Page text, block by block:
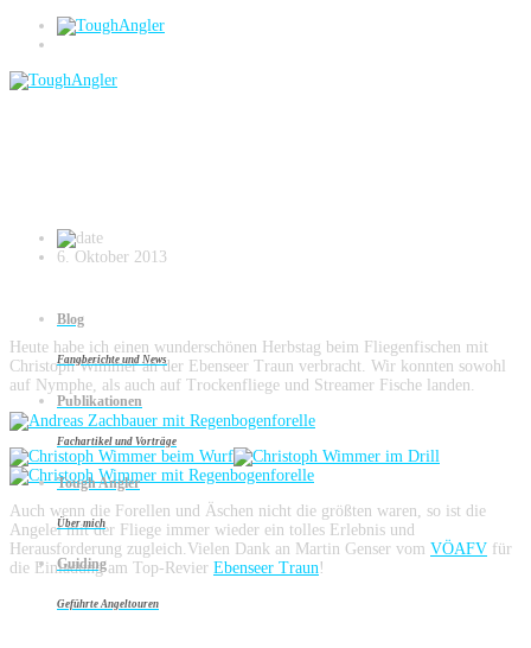
Blog
Fangberichte und News
Publikationen
Fachartikel und Vorträge
Tough Angler
Über mich
Guiding
Geführte Angeltouren
6. Oktober 2013
Heute habe ich einen wunderschönen Herbstag beim Fliegenfischen mit
Christoph Wimmer an der Ebenseer Traun verbracht. Wir konnten sowohl
auf Nymphe, als auch auf Trockenfliege und Streamer Fische landen.
Auch wenn die Forellen und Äschen nicht die größten waren, so ist die
Angelei mit der Fliege immer wieder ein tolles Erlebnis und
Herausforderung zugleich.Vielen Dank an Martin Genser vom VÖAFV für
die Einladung am Top-Revier Ebenseer Traun!